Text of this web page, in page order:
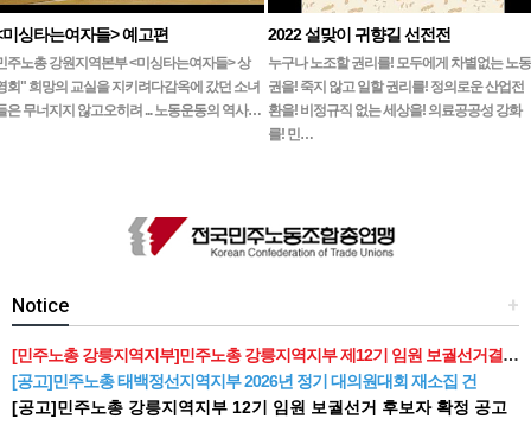
미싱타는여자들> 예고편
주노총 강원지역본부 <미싱타는여자들> 상
회" 희망의 교실을 지키려다감옥에 갔던 소녀
은 무너지지 않고오히려 ... 노동운동의 역사…
2022 설맞이 귀향길 선전전
누구나 노조할 권리를! 모두에게 차별없는 노동
권을! 죽지 않고 일할 권리를! 정의로운 산업전
환을! 비정규직 없는 세상을! 의료공공성 강화
를! 민…
+
Notice
[민주노총 강릉지역지부]민주노총 강릉지역지부 제12기 임원 보궐선거결과 공고
[공고]민주노총 태백정선지역지부 2026년 정기 대의원대회 재소집 건
[공고]민주노총 강릉지역지부 12기 임원 보궐선거 후보자 확정 공고